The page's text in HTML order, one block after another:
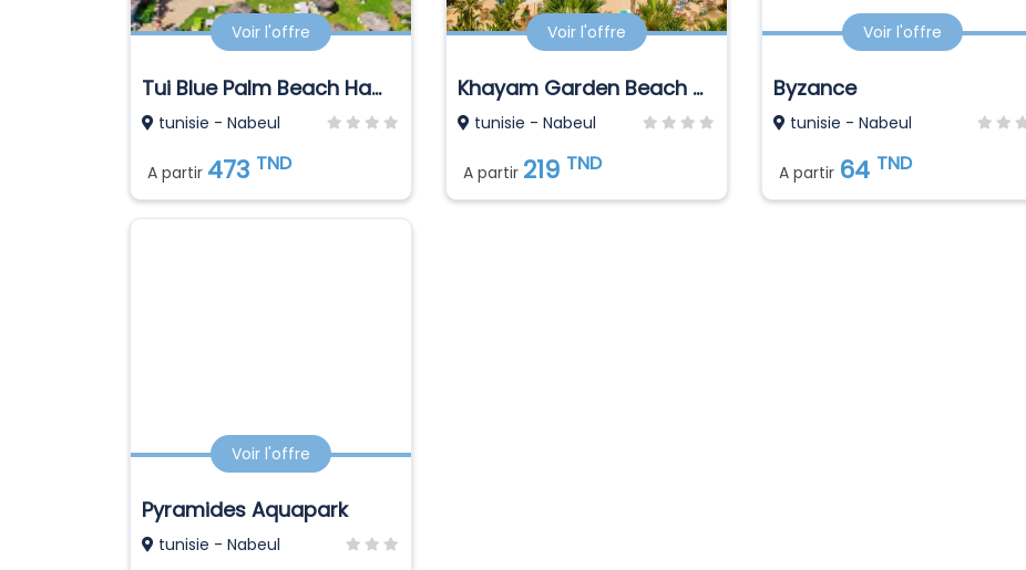
Voir l'offre
Tui Blue Palm Beach Hammamet
tunisie - Nabeul
A partir 473 TND
Voir l'offre
Khayam Garden Beach Resort & Spa
tunisie - Nabeul
A partir 219 TND
Voir l'offre
Byzance
tunisie - Nabeul
A partir 64 TND
Voir l'offre
Pyramides Aquapark
tunisie - Nabeul